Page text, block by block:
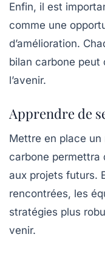
Enfin, il est
comme une
d’amélioration.
bilan carbone peut
l’avenir.
Apprendre de
Mettre en place un
carbone permettra
aux projets futurs.
rencontrées, les
stratégies plus
venir.